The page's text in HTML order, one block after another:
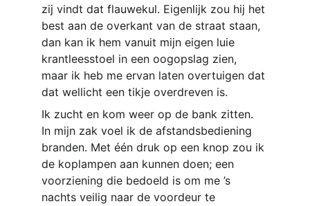
zij vindt dat flauwekul. Eigenlijk zou hij het
best aan de overkant van de straat staan,
dan kan ik hem vanuit mijn eigen luie
krantleesstoel in een oogopslag zien,
maar ik heb me ervan laten overtuigen dat
dat wellicht een tikje overdreven is.
Ik zucht en kom weer op de bank zitten.
In mijn zak voel ik de afstandsbediening
branden. Met één druk op een knop zou ik
de koplampen aan kunnen doen; een
voorziening die bedoeld is om me ’s
nachts veilig naar de voordeur te